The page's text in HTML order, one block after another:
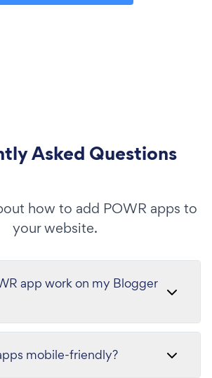
Asked Questions
how to add POWR apps to
your website.
app work on my Blogger
mobile-friendly?